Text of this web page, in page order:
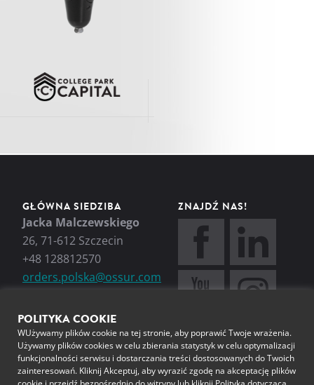
GŁÓWNA SIEDZIBA
Jacka Malczewskiego
26, 71-612 Szczecin
+48 128812570
orders.polska@ossur.com
ZNAJDŹ NAS!
POLITYKA COOKIE
WUżywamy plików cookie na tej stronie, aby poprawić Twoje wrażenia.
Używamy plików cookies w celu zbierania statystyk w celu optymalizacji
funkcjonalności serwisu i dostarczania treści dostosowanych do Twoich
zainteresowań. Kliknij Akceptuj, aby wyrazić zgodę na akceptację plików